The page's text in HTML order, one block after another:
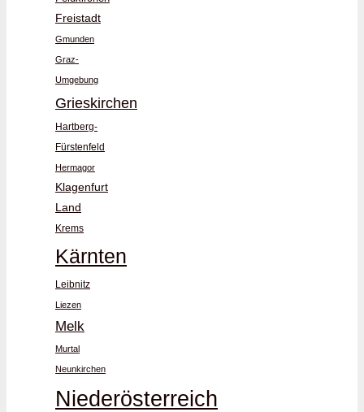
Freistadt
Gmunden
Graz-
Umgebung
Grieskirchen
Hartberg-
Fürstenfeld
Hermagor
Klagenfurt
Land
Krems
Kärnten
Leibnitz
Liezen
Melk
Murtal
Neunkirchen
Niederösterreich